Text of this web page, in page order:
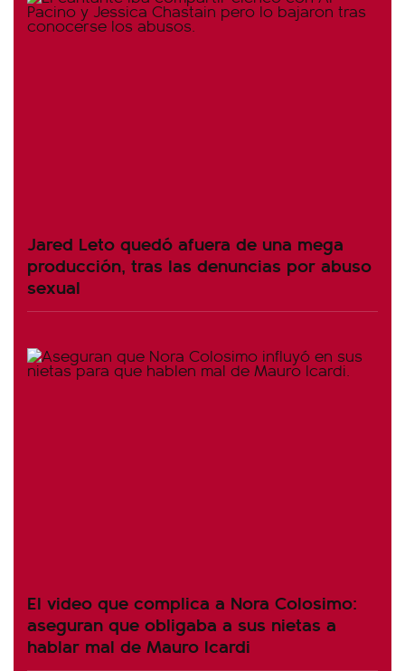
Jared Leto quedó afuera de una mega
producción, tras las denuncias por abuso
sexual
El video que complica a Nora Colosimo:
aseguran que obligaba a sus nietas a
hablar mal de Mauro Icardi